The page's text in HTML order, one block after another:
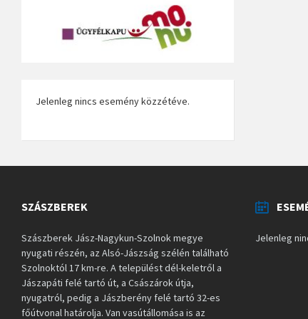
Jelenleg nincs esemény közzétéve.
SZÁSZBEREK
Szászberek Jász-Nagykun-Szolnok megye
nyugati részén, az Alsó-Jászság szélén található
Szolnoktól 17 km-re. A települést dél-keletről a
Jászapáti felé tartó út, a Császárok útja,
nyugatról, pedig a Jászberény felé tartó 32-es
főútvonal határolja. Van vasútállomása is az
Jelenleg